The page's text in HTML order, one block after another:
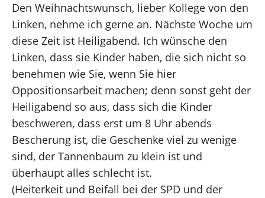
Bundestag
Hagen und südlicher Ennepe-Ruhr-Kreis
Über mich
Kontakt
Presse
Reden
Den Weihnachtswunsch, lieber Kollege von den
Linken, nehme ich gerne an. Nächste Woche um
diese Zeit ist Heiligabend. Ich wünsche den
Linken, dass sie Kinder haben, die sich nicht so
benehmen wie Sie, wenn Sie hier
Oppositionsarbeit machen; denn sonst geht der
Heiligabend so aus, dass sich die Kinder
beschweren, dass erst um 8 Uhr abends
Bescherung ist, die Geschenke viel zu wenige
sind, der Tannenbaum zu klein ist und
überhaupt alles schlecht ist.
(Heiterkeit und Beifall bei der SPD und der